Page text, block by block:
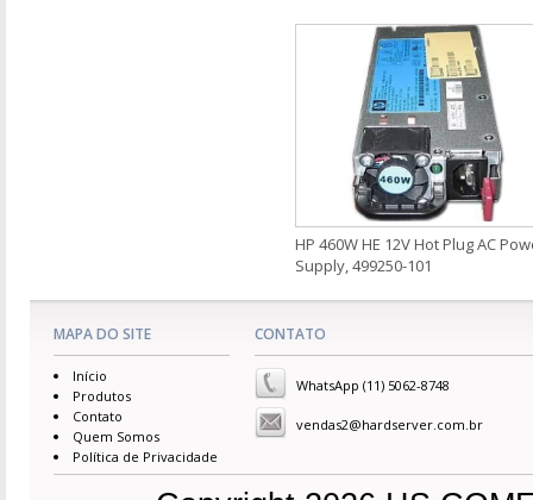
HP 460W HE 12V Hot Plug AC
Supply, 499250-101
MAPA DO SITE
Início
Produtos
Contato
Quem Somos
Política de Privacidade
CONTATO
WhatsApp (11) 5062-8748
vendas2@hardserver.com.br